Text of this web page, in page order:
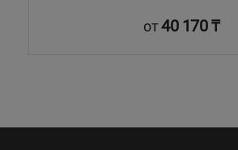
от40 170 ₸